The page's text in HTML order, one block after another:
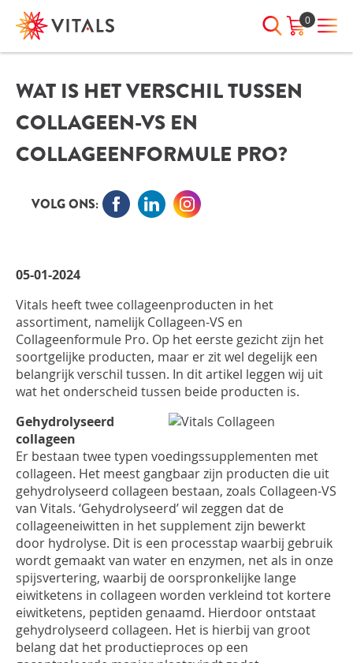
0
HEB JE VRAGEN?
We staan elke dag voor je klaar!
helpen, neem dan contact met
075-6476050
INLOGGEN
Blijf ingelogd
INLOGGEN
WAT IS HET VERSCHIL TUSSEN
COLLAGEEN-VS EN
COLLAGEENFORMULE PRO?
VOLG ONS:
05-01-2024
Vitals heeft twee collageenproducten in het
assortiment, namelijk Collageen-VS en
Collageenformule Pro. Op het eerste gezicht zijn het
soortgelijke producten, maar er zit wel degelijk een
belangrijk verschil tussen. In dit artikel leggen wij uit
wat het onderscheid tussen beide producten is.
Gehydrolyseerd
collageen
Er bestaan twee typen voedingssupplementen met
collageen. Het meest gangbaar zijn producten die uit
gehydrolyseerd collageen bestaan, zoals Collageen-VS
van Vitals. ‘Gehydrolyseerd’ wil zeggen dat de
collageeneiwitten in het supplement zijn bewerkt
door hydrolyse. Dit is een processtap waarbij gebruik
wordt gemaakt van water en enzymen, net als in onze
spijsvertering, waarbij de oorspronkelijke lange
eiwitketens in collageen worden verkleind tot kortere
eiwitketens, peptiden genaamd. Hierdoor ontstaat
gehydrolyseerd collageen. Het is hierbij van groot
belang dat het productieproces op een